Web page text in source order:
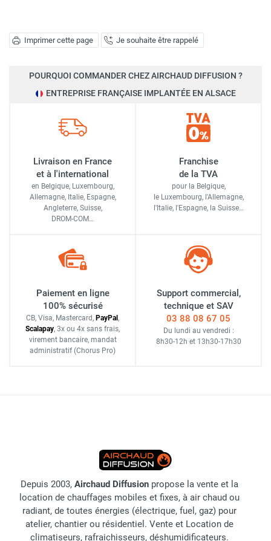
Imprimer cette page Je souhaite être rappelé
POURQUOI COMMANDER CHEZ AIRCHAUD DIFFUSION ?
ENTREPRISE FRANÇAISE IMPLANTÉE EN ALSACE
Livraison en France
et à l'international
en Belgique, Luxembourg,
Allemagne, Italie, Espagne,
Angleterre, Suisse,
DROM-COM…
Franchise
de la TVA
pour la Belgique,
le Luxembourg, l'Allemagne,
l'Italie, l'Espagne, la Suisse…
Paiement en ligne
100% sécurisé
CB, Visa, Mastercard, PayPal ,
Scalapay, 3x ou 4x sans frais,
virement bancaire, mandat
administratif (Chorus Pro)
Support commercial,
technique et SAV
03 88 08 67 05
Du lundi au vendredi :
8h30-12h et 13h30-17h30
Depuis 2003, Airchaud Diffusion propose la vente et la
location de chauffages mobiles et fixes, à air chaud ou
radiant, de toutes énergies (électrique, fuel, gaz) pour
atelier, chantier ou résidentiel. Vente et Location de
climatiseurs, rafraichisseurs, déshumidificateurs.